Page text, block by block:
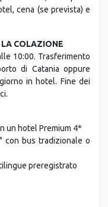
cena (se prevista) e
COLAZIONE
10:00. Trasferimento
di Catania oppure
in hotel. Fine dei
un hotel Premium 4*
con bus tradizionale o
preregistrato